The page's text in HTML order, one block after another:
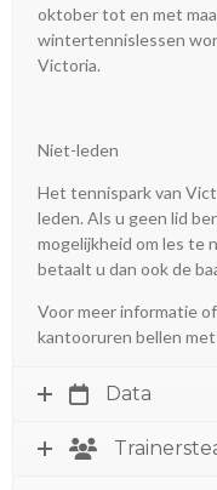
oktober tot en met
wintertennislessen
Victoria.
Niet-leden
Het tennispark van
leden. Als u geen lid
mogelijkheid om les te
betaalt u dan ook de
Voor meer informatie
kantooruren bellen
Data